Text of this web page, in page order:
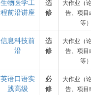
生物医学工
程前沿讲座
选
修
大作业（
告、项目
等）
信息科技前
沿
选
修
大作业（
告、项目
等）
英语口语实
践高级
必
修
大作业（
告、项目